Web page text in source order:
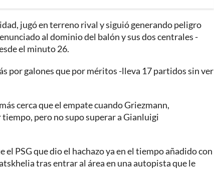
jugó en terreno rival y siguió generando peligro
al dominio del balón y sus dos centrales -
el minuto 26.
por galones que por méritos -lleva 17 partidos sin ver
cerca que el empate cuando Griezmann,
pero no supo superar a Gianluigi
PSG que dio el hachazo ya en el tiempo añadido con
tras entrar al área en una autopista que le